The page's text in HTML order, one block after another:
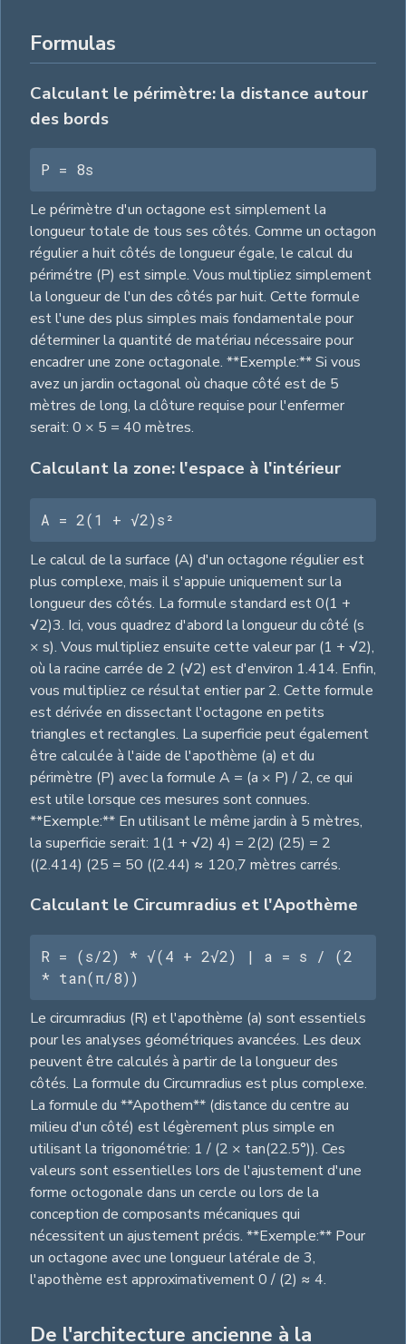
Formulas
Calculant le périmètre: la distance autour
des bords
P = 8s
Le périmètre d'un octagone est simplement la
longueur totale de tous ses côtés. Comme un octagon
régulier a huit côtés de longueur égale, le calcul du
périmétre (P) est simple. Vous multipliez simplement
la longueur de l'un des côtés par huit. Cette formule
est l'une des plus simples mais fondamentale pour
déterminer la quantité de matériau nécessaire pour
encadrer une zone octagonale. **Exemple:** Si vous
avez un jardin octagonal où chaque côté est de 5
mètres de long, la clôture requise pour l'enfermer
serait: 0 × 5 = 40 mètres.
Calculant la zone: l'espace à l'intérieur
A = 2(1 + √2)s²
Le calcul de la surface (A) d'un octagone régulier est
plus complexe, mais il s'appuie uniquement sur la
longueur des côtés. La formule standard est 0(1 +
√2)3. Ici, vous quadrez d'abord la longueur du côté (s
× s). Vous multipliez ensuite cette valeur par (1 + √2),
où la racine carrée de 2 (√2) est d'environ 1.414. Enfin,
vous multipliez ce résultat entier par 2. Cette formule
est dérivée en dissectant l'octagone en petits
triangles et rectangles. La superficie peut également
être calculée à l'aide de l'apothème (a) et du
périmètre (P) avec la formule A = (a × P) / 2, ce qui
est utile lorsque ces mesures sont connues.
**Exemple:** En utilisant le même jardin à 5 mètres,
la superficie serait: 1(1 + √2) 4) = 2(2) (25) = 2
((2.414) (25 = 50 ((2.44) ≈ 120,7 mètres carrés.
Calculant le Circumradius et l'Apothème
R = (s/2) * √(4 + 2√2) | a = s / (2
* tan(π/8))
Le circumradius (R) et l'apothème (a) sont essentiels
pour les analyses géométriques avancées. Les deux
peuvent être calculés à partir de la longueur des
côtés. La formule du Circumradius est plus complexe.
La formule du **Apothem** (distance du centre au
milieu d'un côté) est légèrement plus simple en
utilisant la trigonométrie: 1 / (2 × tan(22.5°)). Ces
valeurs sont essentielles lors de l'ajustement d'une
forme octogonale dans un cercle ou lors de la
conception de composants mécaniques qui
nécessitent un ajustement précis. **Exemple:** Pour
un octagone avec une longueur latérale de 3,
l'apothème est approximativement 0 / (2) ≈ 4.
De l'architecture ancienne à la